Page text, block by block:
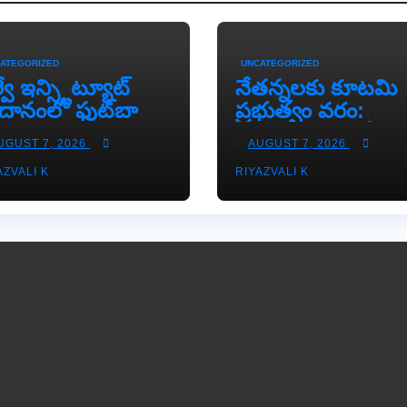
ఇన్స్టిట్యూట్
ఫుట్‌బాల్
మరిన్ని
సిద్ధం!.
7, 2026
K
UNCATEGORIZED
​నేతన్నలకు కూటమి
ప్రభుత్వం వరం:
‘నేతన్నల సేవలో’
పథకం ద్వారా ఏటా
₹25,000 ఆర్థిక
సాయం!
AUGUST 7, 2026
RIYAZVALI K